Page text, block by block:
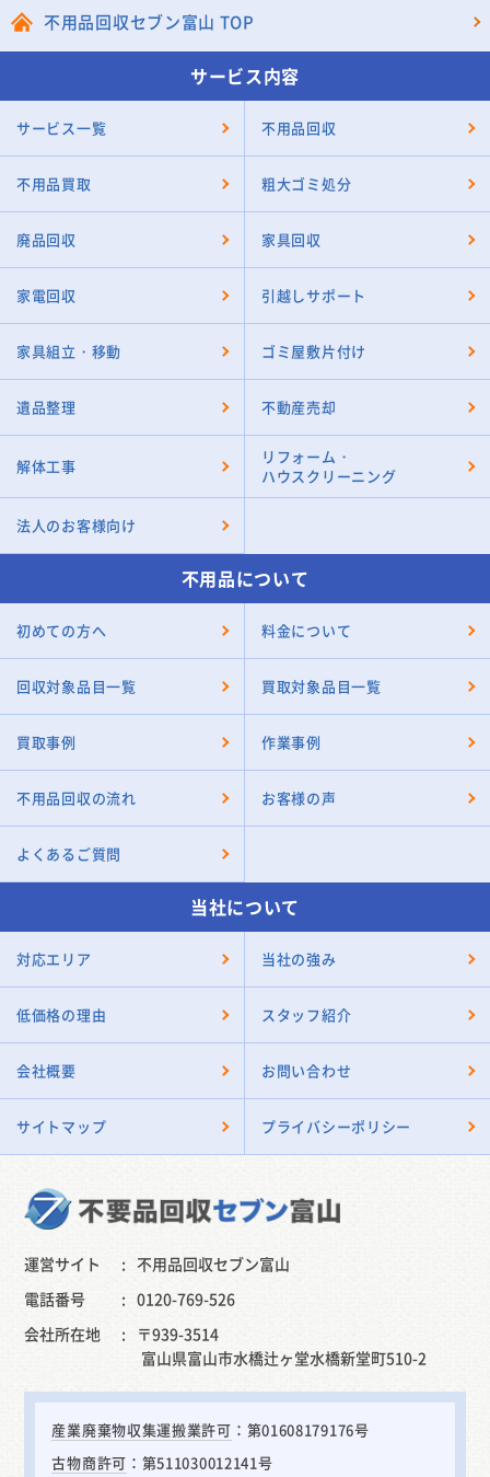
不用品回収セブン富山 TOP
サービス内容
サービス一覧 不用品回収
不用品買取 粗大ゴミ処分
廃品回収 家具回収
家電回収 引越しサポート
家具組立・移動 ゴミ屋敷片付け
遺品整理 不動産売却
解体工事
リフォーム・
ハウスクリーニング
法人のお客様向け
不用品について
初めての方へ 料金について
回収対象品目一覧 買取対象品目一覧
買取事例 作業事例
不用品回収の流れ お客様の声
よくあるご質問
当社について
対応エリア 当社の強み
低価格の理由 スタッフ紹介
会社概要 お問い合わせ
サイトマップ プライバシーポリシー
運営サイト
不用品回収セブン富山
電話番号
0120-769-526
会社所在地
〒939-3514
富山県富山市水橋辻ヶ堂水橋新堂町510-2
産業廃棄物収集運搬業許可 ：第01608179176号
古物商許可 ：第511030012141号